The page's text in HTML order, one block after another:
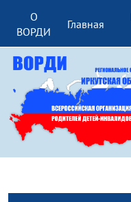
О
ВОРДИ
Главная